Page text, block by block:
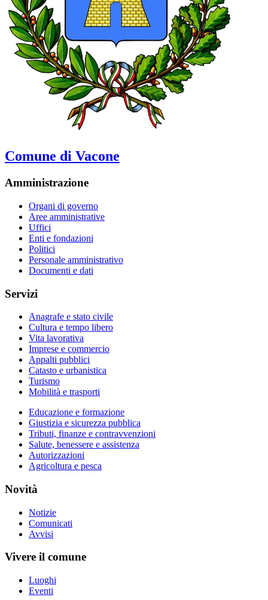
Comune di Vacone
Amministrazione
Organi di governo
Aree amministrative
Uffici
Enti e fondazioni
Politici
Personale amministrativo
Documenti e dati
Servizi
Anagrafe e stato civile
Cultura e tempo libero
Vita lavorativa
Imprese e commercio
Appalti pubblici
Catasto e urbanistica
Turismo
Mobilità e trasporti
Educazione e formazione
Giustizia e sicurezza pubblica
Tributi, finanze e contravvenzioni
Salute, benessere e assistenza
Autorizzazioni
Agricoltura e pesca
Novità
Notizie
Comunicati
Avvisi
Vivere il comune
Luoghi
Eventi